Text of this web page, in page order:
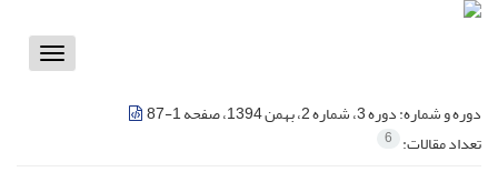
Toggle
دوره و شماره:دوره 3، شماره 2، بهمن 1394، صفحه 1-87
تعداد مقالات: 6